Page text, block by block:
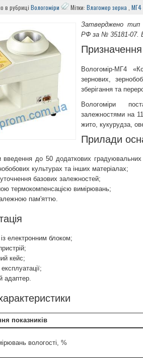
в рубриці Вологоміри Мітки: Влагомер зерна МГ4
Затверджено тип
РФ за № 35181-07.
Призначення
Вологомір-МГ4
зернових,
зберігання та
Вологоміри
залежностями на
жито, кукурудза,
Прилади
введення до 50 додаткових
культурах та інших матеріалах;
базових залежностей;
термокомпенсацією вимірювань;
пам'яттю.
електронним блоком;
кейс;
адаптер.
показників
вологості, %